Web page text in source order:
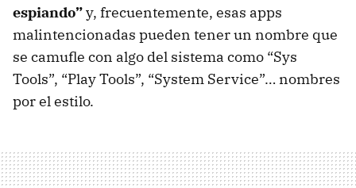
espiando”y, frecuentemente, esas apps
malintencionadas pueden tener un nombre que
se camufle con algo del sistema como “Sys
Tools”, “Play Tools”, “System Service”… nombres
por el estilo.